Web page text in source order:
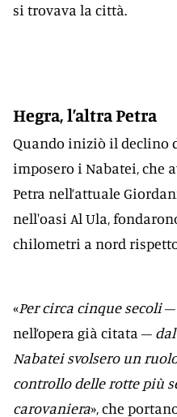
si trovava la città.
Hegra, l’altra Petra
Quando iniziò il declino
imposero i Nabatei, che
Petra nell’attuale
nell'oasi Al Ula,
chilometri a nord
«Per circa cinque secoli–
nell’opera già citata – dal
Nabatei svolsero un
controllo delle rotte più
carovaniera», che